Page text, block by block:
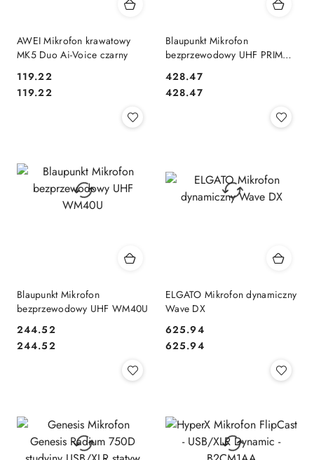
AWEI Mikrofon krawatowy
MK5 Duo Ai-Voice czarny
Cena:
119.22
Cena:
119.22
Blaupunkt Mikrofon
bezprzewodowy UHF PRIME3
Cena:
428.47
Cena:
428.47
Blaupunkt Mikrofon
bezprzewodowy UHF WM40U
Cena:
244.52
Cena:
244.52
ELGATO Mikrofon dynamiczny
Wave DX
Cena:
625.94
Cena:
625.94